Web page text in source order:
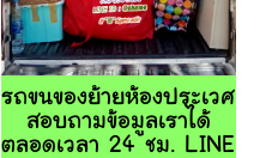
รถขนของย้ายห้องประเวศ
สอบถามข้อมูลเราได้
ตลอดเวลา 24 ชม. LINE